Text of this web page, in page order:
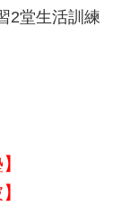
2堂生活訓練